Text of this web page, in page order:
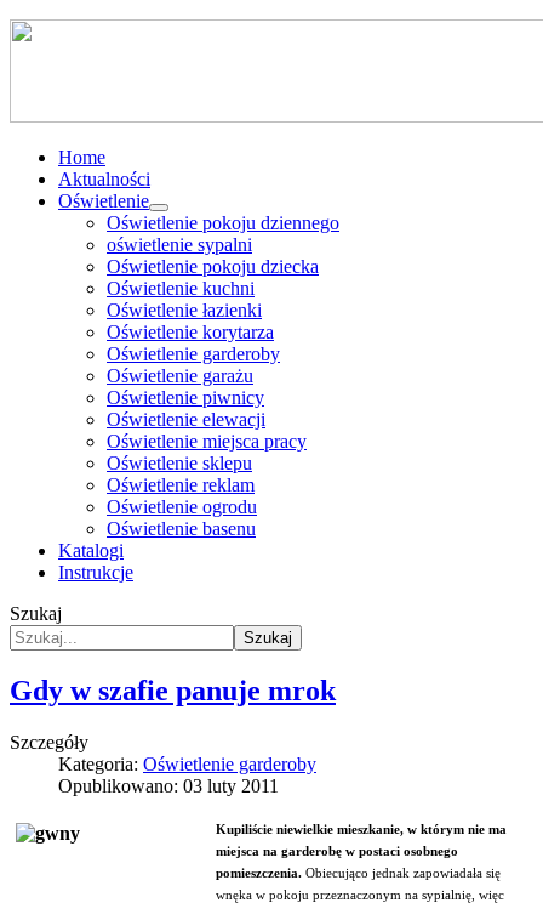
Home
Aktualności
Oświetlenie
Oświetlenie pokoju dziennego
oświetlenie sypalni
Oświetlenie pokoju dziecka
Oświetlenie kuchni
Oświetlenie łazienki
Oświetlenie korytarza
Oświetlenie garderoby
Oświetlenie garażu
Oświetlenie piwnicy
Oświetlenie elewacji
Oświetlenie miejsca pracy
Oświetlenie sklepu
Oświetlenie reklam
Oświetlenie ogrodu
Oświetlenie basenu
Katalogi
Instrukcje
Szukaj
Szukaj
Gdy w szafie panuje mrok
Szczegóły
Kategoria: Oświetlenie garderoby
Opublikowano: 03 luty 2011
Kupiliście niewielkie mieszkanie, w którym nie ma
miejsca na garderobę w postaci osobnego
pomieszczenia. Obiecująco jednak zapowiadała się
wnęka w pokoju przeznaczonym na sypialnię, więc